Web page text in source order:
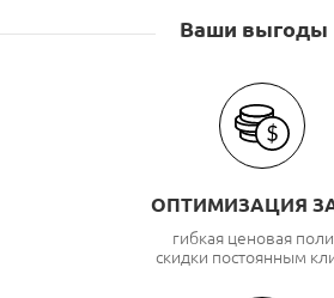
Розетки компьютерные (RJ45),
Розетки компьютерные (RJ45),
Ваши выгоды
ОПТИМИЗАЦИЯ
гибкая ценовая
скидки постоянным